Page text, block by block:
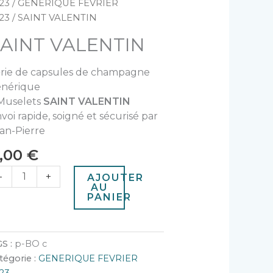
/ GENERIQUE FEVRIER
/ SAINT VALENTIN
VALENTIN
de capsules de champagne
SAINT VALENTIN
rapide, soigné et sécurisé par
Pierre
€
- +
AJOUTER
AU
PANIER
: p-BO c
: GENERIQUE FEVRIER